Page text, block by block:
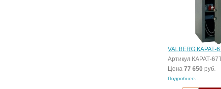
VALBERG КАРАТ-
Артикул КАРАТ-
Цена 77 650 руб.
Подробнее..